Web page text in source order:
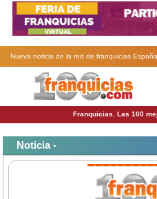
Nueva noticia de la red de franquicias
nueva directora Filial
Franquicias. Las 100
Noticia -